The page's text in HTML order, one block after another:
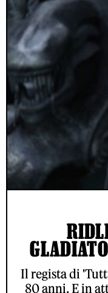
Il regista di
80 anni. E in